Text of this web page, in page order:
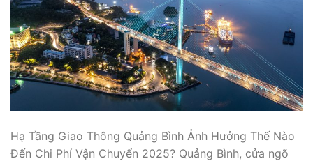
Hạ Tầng Giao Thông Quảng Bình Ảnh Hưởng Thế Nào
Đến Chi Phí Vận Chuyển 2025? Quảng Bình, cửa ngõ